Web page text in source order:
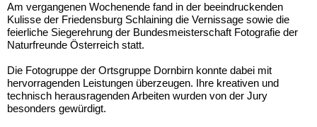
Am vergangenen Wochenende fand in der beeindruckenden
Kulisse der Friedensburg Schlaining die Vernissage sowie die
feierliche Siegerehrung der Bundesmeisterschaft Fotografie der
Naturfreunde Österreich statt.
Die Fotogruppe der Ortsgruppe Dornbirn konnte dabei mit
hervorragenden Leistungen überzeugen. Ihre kreativen und
technisch herausragenden Arbeiten wurden von der Jury
besonders gewürdigt.